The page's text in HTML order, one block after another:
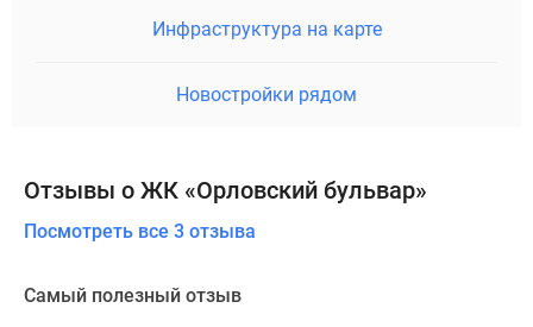
Инфраструктура на карте
Новостройки рядом
Отзывы о ЖК «Орловский бульвар»
Посмотреть все 3 отзыва
Самый полезный отзыв